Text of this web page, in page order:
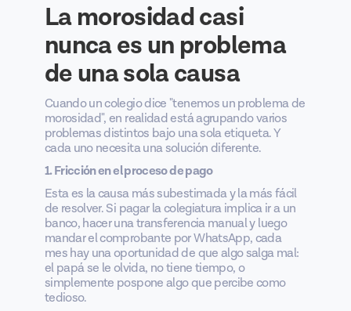
La morosidad casi
nunca es un problema
de una sola causa
Cuando un colegio dice "tenemos un problema de
morosidad", en realidad está agrupando varios
problemas distintos bajo una sola etiqueta. Y
cada uno necesita una solución diferente.
1. Fricción en el proceso de pago
Esta es la causa más subestimada y la más fácil
de resolver. Si pagar la colegiatura implica ir a un
banco, hacer una transferencia manual y luego
mandar el comprobante por WhatsApp, cada
mes hay una oportunidad de que algo salga mal:
el papá se le olvida, no tiene tiempo, o
simplemente pospone algo que percibe como
tedioso.